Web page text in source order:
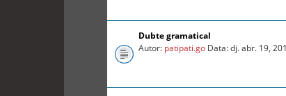
Dubte gramatical
Autor: patipati.go Data: dj. abr. 19,